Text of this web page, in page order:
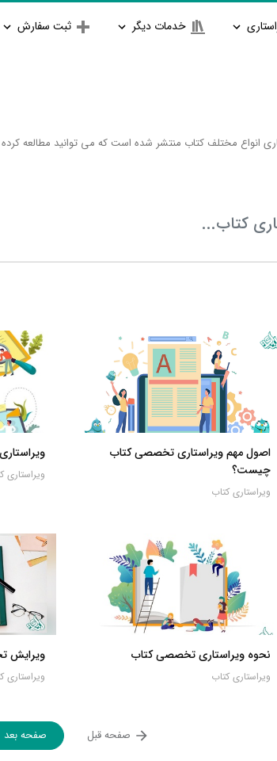
خدمات دیگر ثبت سفارش
مختلف کتاب منتشر شده است که می توانید مطالعه کرده
اصول مهم ویراستاری تخصصی کتاب
چیست؟
ویراستاری کتاب
ویراستاری
نحوه ویراستاری تخصصی کتاب
ویراستاری کتاب
ویرایش
ویراستاری
صفحه قبل صفحه بعد